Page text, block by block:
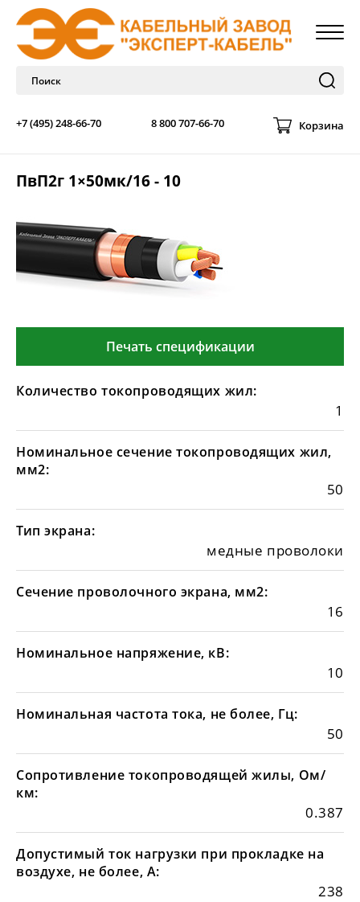
+7 (495) 248-66-70 8 800 707-66-70 Корзина
ПвП2г 1×50мк/16 - 10
Печать спецификации
Количество токопроводящих жил:
1
Номинальное сечение токопроводящих жил,
мм2:
50
Тип экрана:
медные проволоки
Сечение проволочного экрана, мм2:
16
Номинальное напряжение, кВ:
10
Номинальная частота тока, не более, Гц:
50
Сопротивление токопроводящей жилы, Ом/
км:
0.387
Допустимый ток нагрузки при прокладке на
воздухе, не более, А:
238